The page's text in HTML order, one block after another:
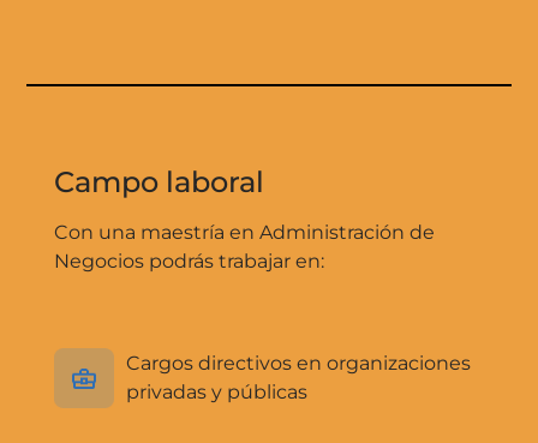
Campo laboral
Con una maestría en Administración de
Negocios podrás trabajar en:
Cargos directivos en organizaciones
privadas y públicas